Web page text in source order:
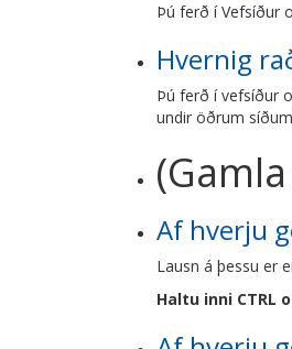
Þú ferð í Vefsíður
Hvernig
Þú ferð í vefsíður
undir öðrum
Af hverju
Lausn á þessu er
Haltu inni CTRL